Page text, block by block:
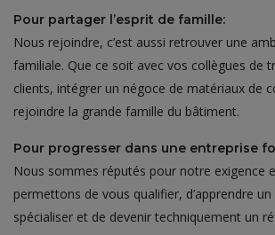
Pour partager l’esprit de famille:
Nous rejoindre, c’est aussi retrouver une
familiale. Que ce soit avec vos collègues de
clients, intégrer un négoce de matériaux de
rejoindre la grande famille du bâtiment.
Pour progresser dans une entreprise
Nous sommes réputés pour notre exigence
permettons de vous qualifier, d’apprendre
spécialiser et de devenir techniquement un